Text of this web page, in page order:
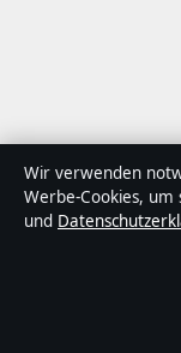
Wir verwenden
Werbe-Cookies,
und